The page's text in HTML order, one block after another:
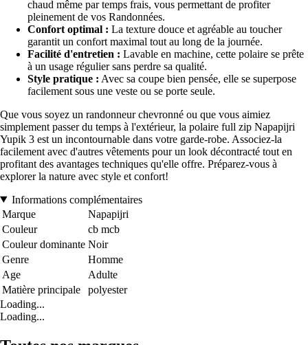
chaud même par temps frais, vous permettant de profiter
pleinement de vos Randonnées.
Confort optimal : La texture douce et agréable au toucher
garantit un confort maximal tout au long de la journée.
Facilité d'entretien : Lavable en machine, cette polaire se prête
à un usage régulier sans perdre sa qualité.
Style pratique : Avec sa coupe bien pensée, elle se superpose
facilement sous une veste ou se porte seule.
Que vous soyez un randonneur chevronné ou que vous aimiez
simplement passer du temps à l'extérieur, la polaire full zip Napapijri
Yupik 3 est un incontournable dans votre garde-robe. Associez-la
facilement avec d'autres vêtements pour un look décontracté tout en
profitant des avantages techniques qu'elle offre. Préparez-vous à
explorer la nature avec style et confort!
Informations complémentaires
Marque
Napapijri
Couleur
cb mcb
Couleur dominante Noir
Genre
Homme
Age
Adulte
Matière principale
polyester
Loading...
Loading...